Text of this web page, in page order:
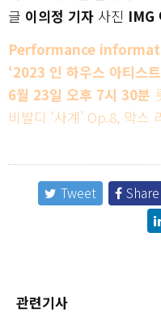
글 이의정 기자 사진 IMG
Performance
‘2023 인 하우스 아티스
6월 23일 오후 7시 30분
비발디 ‘사계’ Op.8, 막스
Tweet Share
관련기사